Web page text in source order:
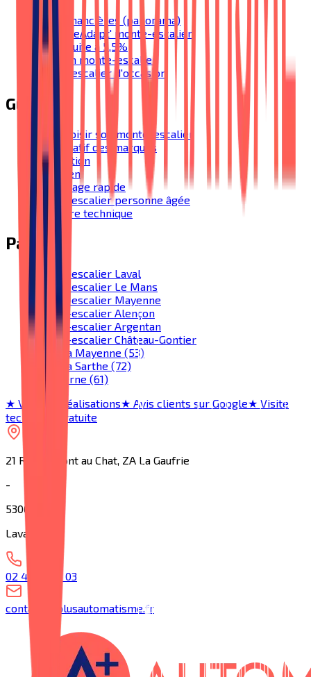
Aides financières (panorama)
MaPrimeAdapt' monte-escalier
TVA réduite à 5,5%
Prix d'un monte-escalier
Monte-escalier d'occasion
Guides
Bien choisir son monte-escalier
Comparatif des marques
Installation
Entretien
Dépannage rapide
Monte-escalier personne âgée
Glossaire technique
Par ville
Monte-escalier Laval
Monte-escalier Le Mans
Monte-escalier Mayenne
Monte-escalier Alençon
Monte-escalier Argentan
Monte-escalier Château-Gontier
Toute la Mayenne (53)
Toute la Sarthe (72)
Tout l'Orne (61)
★ Voir nos réalisations★ Avis clients sur Google★ Visite
technique gratuite
21 Rue du Pont au Chat, ZA La Gaufrie
-
53000
Laval
02 43 53 53 03
contact@aplusautomatisme.fr